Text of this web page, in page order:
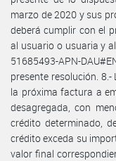
marzo de 2020 y sus
deberá cumplir con el
al usuario o usuaria y
51685493-APN-
presente resolución.
la próxima factura a
desagregada, con
crédito determinado,
crédito exceda su
valor final